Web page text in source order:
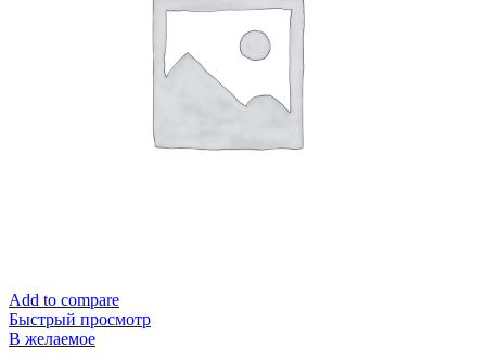
Add to compare
Быстрый просмотр
В желаемое